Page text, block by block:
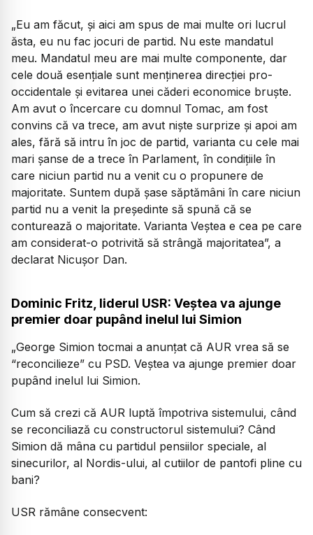
„Eu am făcut, și aici am spus de mai multe ori lucrul
ăsta, eu nu fac jocuri de partid. Nu este mandatul
meu. Mandatul meu are mai multe componente, dar
cele două esențiale sunt menținerea direcției pro-
occidentale și evitarea unei căderi economice bruște.
Am avut o încercare cu domnul Tomac, am fost
convins că va trece, am avut niște surprize și apoi am
ales, fără să intru în joc de partid, varianta cu cele mai
mari șanse de a trece în Parlament, în condițiile în
care niciun partid nu a venit cu o propunere de
majoritate. Suntem după șase săptămâni în care niciun
partid nu a venit la președinte să spună că se
conturează o majoritate. Varianta Veștea e cea pe care
am considerat-o potrivită să strângă majoritatea”, a
declarat Nicușor Dan.
Dominic Fritz, liderul USR: Veștea va ajunge
premier doar pupând inelul lui Simion
„George Simion tocmai a anunțat că AUR vrea să se
“reconcilieze” cu PSD. Veștea va ajunge premier doar
pupând inelul lui Simion.
Cum să crezi că AUR luptă împotriva sistemului, când
se reconciliază cu constructorul sistemului? Când
Simion dă mâna cu partidul pensiilor speciale, al
sinecurilor, al Nordis-ului, al cutiilor de pantofi pline cu
bani?
USR rămâne consecvent: